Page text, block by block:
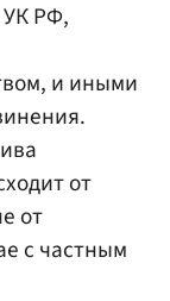
УК РФ,
и иными
от
от
с частным